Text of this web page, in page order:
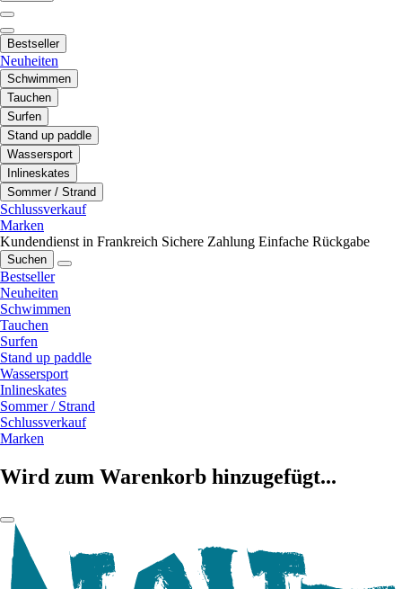
Bestseller
Neuheiten
Schwimmen
Tauchen
Surfen
Stand up paddle
Wassersport
Inlineskates
Sommer / Strand
Schlussverkauf
Marken
Kundendienst in Frankreich Sichere Zahlung Einfache Rückgabe
Suchen
Bestseller
Neuheiten
Schwimmen
Tauchen
Surfen
Stand up paddle
Wassersport
Inlineskates
Sommer / Strand
Schlussverkauf
Marken
Wird zum Warenkorb hinzugefügt...